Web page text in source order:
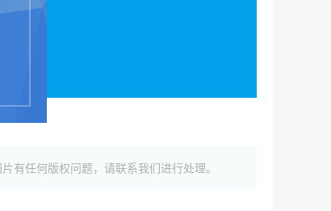
有任何版权问题，请联系我们进行处理。